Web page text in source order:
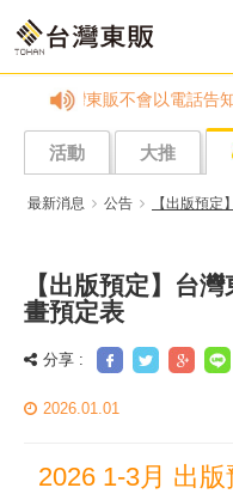
台灣東販不會以電話告知
活動 大推
最新消息 公告 【出版預
【出版預定】台
畫預定表
分享 :
2026.01.01
2026 1-3月 出版